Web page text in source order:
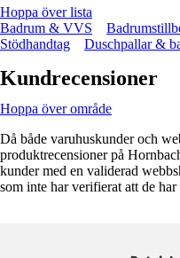
Hoppa över lista
Badrum & VVS
Stödhandtag
Duschpallar &
Kundrecensioner
Hoppa över område
Då både varuhuskunder och
produktrecensioner på
kunder med en validerad
som inte har verifierat att de